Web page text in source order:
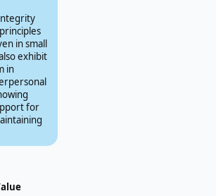
in small
exhibit
in
for